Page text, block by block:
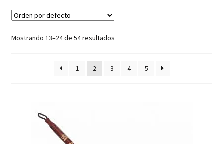
Mostrando 13–24 de 54 resultados
1 2 3 4 5